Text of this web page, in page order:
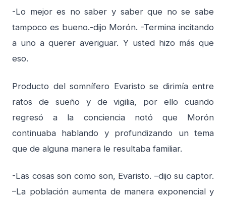
-Lo mejor es no saber y saber que no se sabe
tampoco es bueno.-dijo Morón. -Termina incitando
a uno a querer averiguar. Y usted hizo más que
eso.
Producto del somnífero Evaristo se dirimía entre
ratos de sueño y de vigilia, por ello cuando
regresó a la conciencia notó que Morón
continuaba hablando y profundizando un tema
que de alguna manera le resultaba familiar.
-Las cosas son como son, Evaristo. –dijo su captor.
–La población aumenta de manera exponencial y